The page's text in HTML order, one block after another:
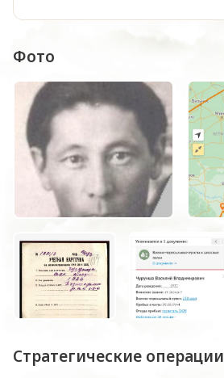
Фото
Стратегические операции